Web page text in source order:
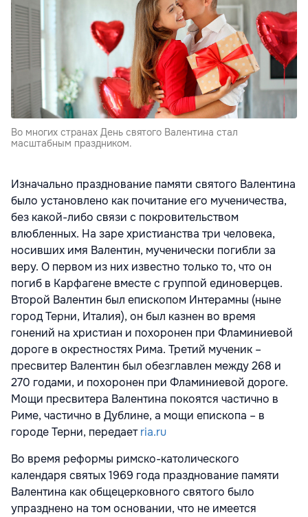
Во многих странах День святого Валентина стал
масштабным праздником.
Изначально празднование памяти святого Валентина
было установлено как почитание его мученичества,
без какой-либо связи с покровительством
влюбленных. На заре христианства три человека,
носивших имя Валентин, мученически погибли за
веру. О первом из них известно только то, что он
погиб в Карфагене вместе с группой единоверцев.
Второй Валентин был епископом Интерамны (ныне
город Терни, Италия), он был казнен во время
гонений на христиан и похоронен при Фламиниевой
дороге в окрестностях Рима. Третий мученик –
пресвитер Валентин был обезглавлен между 268 и
270 годами, и похоронен при Фламиниевой дороге.
Мощи пресвитера Валентина покоятся частично в
Риме, частично в Дублине, а мощи епископа – в
городе Терни, передаетria.ru
Во время реформы римско-католического
календаря святых 1969 года празднование памяти
Валентина как общецерковного святого было
упразднено на том основании, что не имеется